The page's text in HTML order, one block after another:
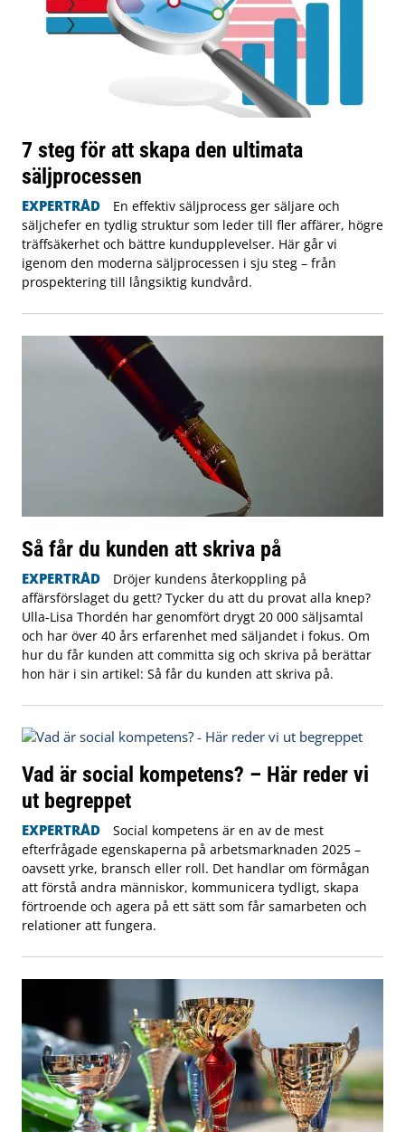
7 steg för att skapa den ultimata
säljprocessen
EXPERTRÅD
En effektiv säljprocess ger säljare och
säljchefer en tydlig struktur som leder till fler affärer, högre
träffsäkerhet och bättre kundupplevelser. Här går vi
igenom den moderna säljprocessen i sju steg – från
prospektering till långsiktig kundvård.
Så får du kunden att skriva på
EXPERTRÅD
Dröjer kundens återkoppling på
affärsförslaget du gett? Tycker du att du provat alla knep?
Ulla-Lisa Thordén har genomfört drygt 20 000 säljsamtal
och har över 40 års erfarenhet med säljandet i fokus. Om
hur du får kunden att committa sig och skriva på berättar
hon här i sin artikel: Så får du kunden att skriva på.
Vad är social kompetens? – Här reder vi
ut begreppet
EXPERTRÅD
Social kompetens är en av de mest
efterfrågade egenskaperna på arbetsmarknaden 2025 –
oavsett yrke, bransch eller roll. Det handlar om förmågan
att förstå andra människor, kommunicera tydligt, skapa
förtroende och agera på ett sätt som får samarbeten och
relationer att fungera.